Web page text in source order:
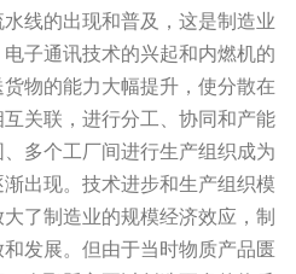
线的出现和普及，这是制造业
子通讯技术的兴起和内燃机的
物的能力大幅提升，使分散在
关联，进行分工、协同和产能
多个工厂间进行生产组织成为
出现。技术进步和生产组织模
了制造业的规模经济效应，制
发展。但由于当时物质产品匮